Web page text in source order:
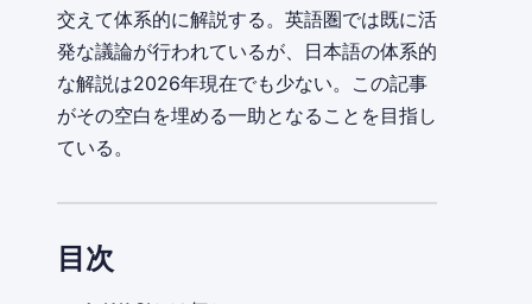
交えて体系的に解説する。英語圏では既に活
発な議論が行われているが、日本語の体系的
な解説は2026年現在でも少ない。この記事
がその空白を埋める一助となることを目指し
ている。
目次